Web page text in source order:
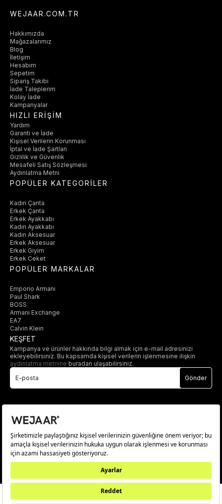
WEJAAR.COM.TR
Hakkımızda
Mağazalarımız
Blog
İletişim
Hesabım
Sepetim
Sipariş Takibi
İade Taleplerim
Kolay İade
Kampanyalar
HIZLI ERİŞİM
Yardım
Garanti ve İade
Kişisel Verilerin Korunması
İptal ve İade Şartları
Gizlilik ve Güvenlik
Mesafeli Satış Sözleşmesi
Aydınlatma Metni
POPÜLER KATEGORİLER
Kadın Çanta
Erkek Çanta
Erkek Ayakkabı
Kadın Ayakkabı
Kadın Aksesuar
Erkek Aksesuar
Erkek Giyim
Erkek Ceket
POPÜLER MARKALAR
Emporio Armani
Paul Shark
BOSS
Armani Exchange
EA7
Calvin Klein
KEŞFET
Kampanya ve ürünler hakkında bilgi almak için e-mail adresinizi
ekleyebilirsiniz. Bu kapsamda kişisel verilerin işlenmesine ilişkin
aydınlatma metnine buradan ulaşabilirsiniz.
Gönder
© 2025 wejaar.com.tr. tüm hakları saklıdır.